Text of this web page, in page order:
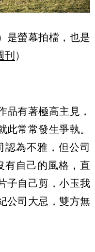
是螢幕拍檔，也是
刊 ）
品有著極高主見，
此常常發生爭執。
為不雅，但公司
有自己的風格，直
子自己剪，小玉我
公司大忌，雙方無